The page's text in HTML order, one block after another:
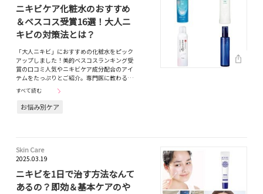
ニキビケア化粧水のおすすめ
＆ベスコス受賞16選！大人ニ
キビの対策法とは？
「大人ニキビ」におすすめの化粧水をピック
アップしました！美的ベスコスランキング受
賞の口コミ人気やニキビケア成分配合のアイ
テムをたっぷりとご紹介。専門医に教わる…
すべて読む
お悩み別ケア
Skin Care
2025.03.19
ニキビを1日で治す方法なんて
あるの？即効＆基本ケアのや